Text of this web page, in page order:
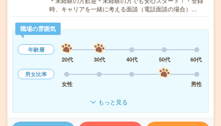
時、キャリアを一緒に考える面談（電話面談の場合）…
職場の雰囲気
年齢層
20代
30代 40代 50代
60代
男女比率
女性
男性
もっと見る